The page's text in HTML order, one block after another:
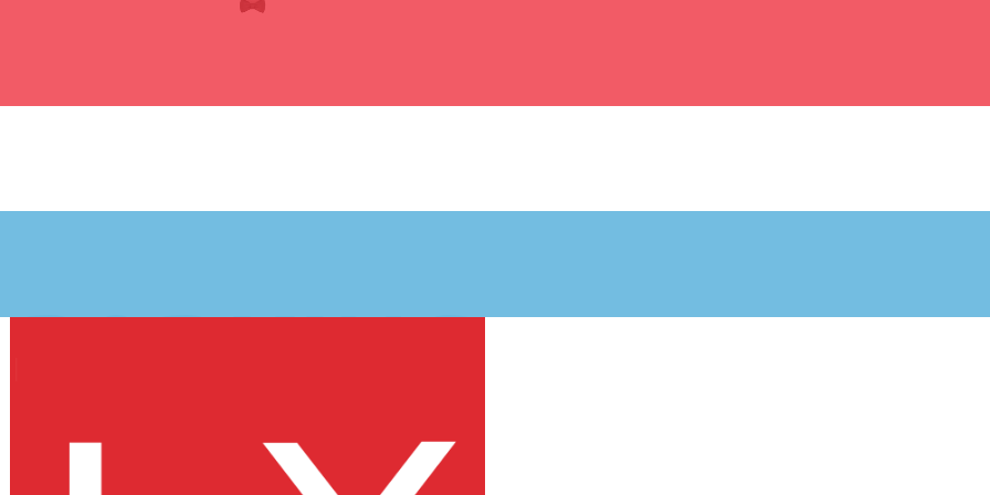
PARKING
Informationen zum Parken